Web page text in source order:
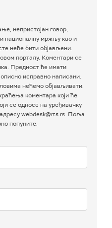
непристојан говор,
националну мржњу као и
неће бити објављени.
порталу. Коментари се
Предност ће имати
исправно написани.
нећемо објављивати.
коментара који ће
се односе на уређивачку
webdesk@rts.rs. Поља
попуните.